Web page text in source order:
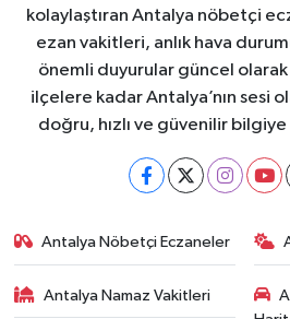
kolaylaştıran Antalya nöbetçi
ezan vakitleri, anlık hava
önemli duyurular güncel
ilçelere kadar Antalya’nın sesi
doğru, hızlı ve güvenilir bilgiye
Antalya Nöbetçi Eczaneler
Antalya Namaz Vakitleri